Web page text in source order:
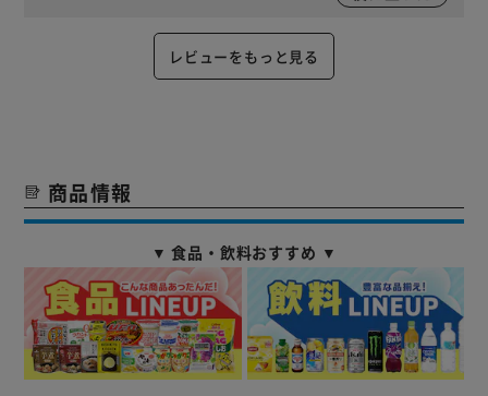
レビューをもっと見る
商品情報
▼ 食品・飲料おすすめ ▼